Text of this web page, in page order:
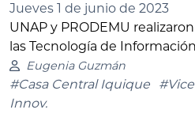
Jueves 1 de junio de 2023
UNAP y PRODEMU
las Tecnología de
Eugenia Guzmán
#Casa Central Iquique
Innov.